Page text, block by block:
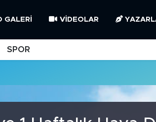
GALERI VIDEOLAR
SPOR